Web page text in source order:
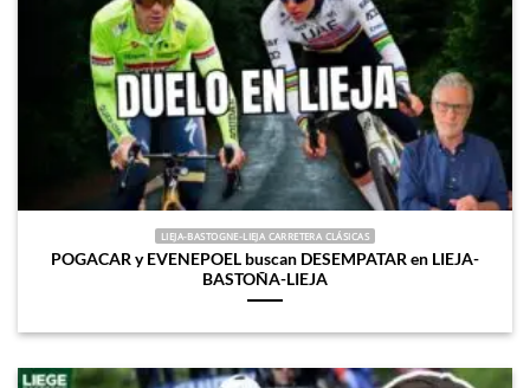
LIEJA-BASTOGNE-LIEJA CARRETERA CLÁSICAS
POGACAR y EVENEPOEL buscan DESEMPATAR en LIEJA-
BASTOÑA-LIEJA